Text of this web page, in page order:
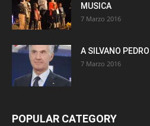
MUSICA
7 Marzo 2016
A SILVANO
7 Marzo 2016
POPULAR CATEGORY